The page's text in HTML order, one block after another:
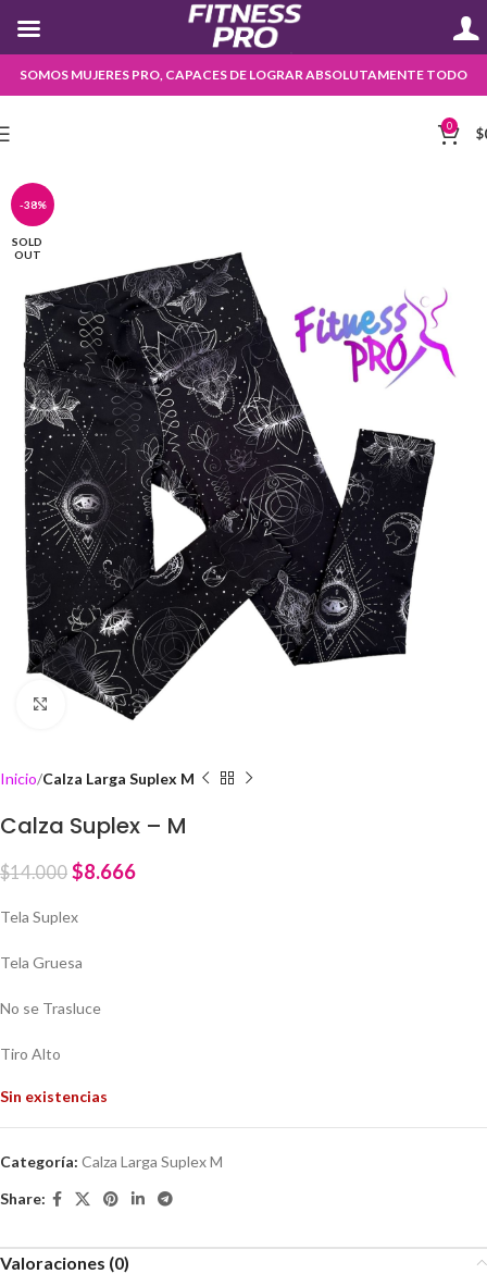
SOMOS MUJERES PRO, CAPACES DE LOGRAR ABSOLUTAMENTE TODO
0 $
-38%
SOLD
OUT
Click to enlarge
Inicio Calza Larga Suplex M
Calza Suplex – M
$14.000 $8.666
Tela Suplex
Tela Gruesa
No se Trasluce
Tiro Alto
Sin existencias
Categoría: Calza Larga Suplex M
Share:
Valoraciones (0)